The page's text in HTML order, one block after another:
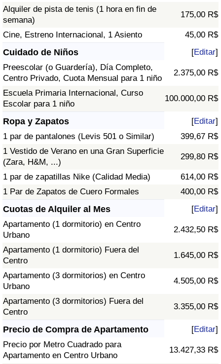
Alquiler de pista de tenis (1 hora en fin de
semana)
175,00 R$
Cine, Estreno Internacional, 1 Asiento 45,00 R$
Cuidado de Niños [Editar]
Preescolar (o Guardería), Día Completo,
Centro Privado, Cuota Mensual para 1 niño
2.375,00 R$
Escuela Primaria Internacional, Curso
Escolar para 1 niño
100.000,00 R$
Ropa y Zapatos [Editar]
1 par de pantalones (Levis 501 o Similar)
399,67 R$
1 Vestido de Verano en una Gran Superficie
(Zara, H&M, ...)
299,80 R$
1 par de zapatillas Nike (Calidad Media)
614,00 R$
1 Par de Zapatos de Cuero Formales
400,00 R$
Cuotas de Alquiler al Mes [Editar]
Apartamento (1 dormitorio) en Centro
Urbano
2.432,50 R$
Apartamento (1 dormitorio) Fuera del
Centro
1.645,00 R$
Apartamento (3 dormitorios) en Centro
Urbano
4.505,00 R$
Apartamento (3 dormitorios) Fuera del
Centro
3.355,00 R$
Precio de Compra de Apartamento [Editar]
Precio por Metro Cuadrado para
Apartamento en Centro Urbano
13.427,33 R$